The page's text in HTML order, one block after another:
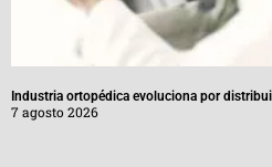
Industria ortopédica evoluciona por
7 agosto 2026